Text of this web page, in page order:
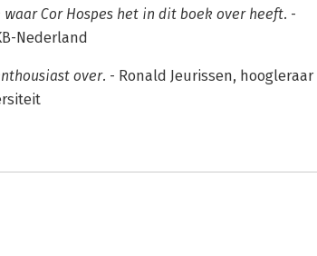
Cor Hospes het in dit boek over heeft. -
Nederland
over. - Ronald Jeurissen, hoogleraar